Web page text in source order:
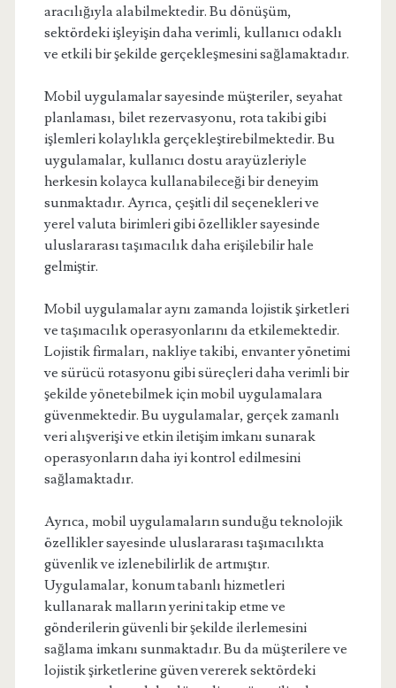
aracılığıyla alabilmektedir. Bu dönüşüm,
sektördeki işleyişin daha verimli, kullanıcı odaklı
ve etkili bir şekilde gerçekleşmesini sağlamaktadır.
Mobil uygulamalar sayesinde müşteriler, seyahat
planlaması, bilet rezervasyonu, rota takibi gibi
işlemleri kolaylıkla gerçekleştirebilmektedir. Bu
uygulamalar, kullanıcı dostu arayüzleriyle
herkesin kolayca kullanabileceği bir deneyim
sunmaktadır. Ayrıca, çeşitli dil seçenekleri ve
yerel valuta birimleri gibi özellikler sayesinde
uluslararası taşımacılık daha erişilebilir hale
gelmiştir.
Mobil uygulamalar aynı zamanda lojistik şirketleri
ve taşımacılık operasyonlarını da etkilemektedir.
Lojistik firmaları, nakliye takibi, envanter yönetimi
ve sürücü rotasyonu gibi süreçleri daha verimli bir
şekilde yönetebilmek için mobil uygulamalara
güvenmektedir. Bu uygulamalar, gerçek zamanlı
veri alışverişi ve etkin iletişim imkanı sunarak
operasyonların daha iyi kontrol edilmesini
sağlamaktadır.
Ayrıca, mobil uygulamaların sunduğu teknolojik
özellikler sayesinde uluslararası taşımacılıkta
güvenlik ve izlenebilirlik de artmıştır.
Uygulamalar, konum tabanlı hizmetleri
kullanarak malların yerini takip etme ve
gönderilerin güvenli bir şekilde ilerlemesini
sağlama imkanı sunmaktadır. Bu da müşterilere ve
lojistik şirketlerine güven vererek sektördeki